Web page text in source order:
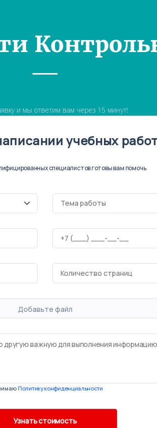
и мы ответим вам через 15 минут!
учебных
специалистов готовы вам помочь
Добавьте файл
Политику конфиденциальности